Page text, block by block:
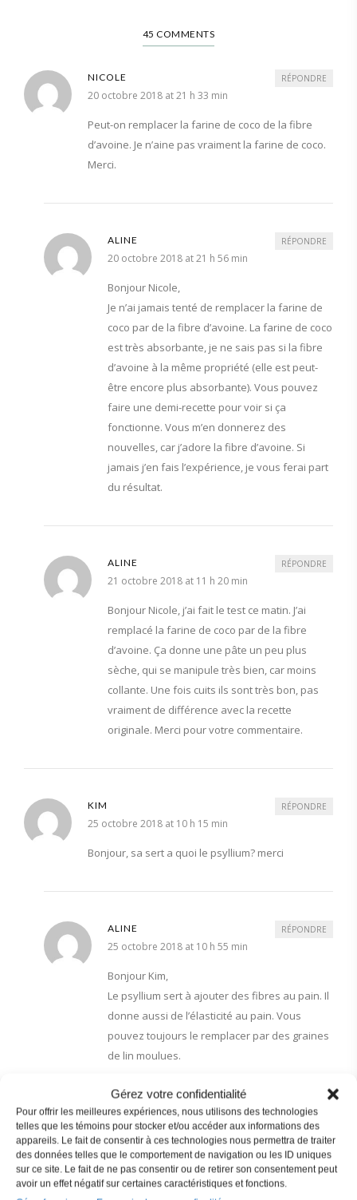
Gérez votre confidentialité
Pour offrir les meilleures expériences, nous utilisons des technologies
telles que les témoins pour stocker et/ou accéder aux informations des
appareils. Le fait de consentir à ces technologies nous permettra de traiter
des données telles que le comportement de navigation ou les ID uniques
sur ce site. Le fait de ne pas consentir ou de retirer son consentement peut
avoir un effet négatif sur certaines caractéristiques et fonctions.
45 COMMENTS
NICOLE
20 octobre 2018 at 21 h 33 min
Peut-on remplacer la farine de coco de la fibre
d’avoine. Je n’aine pas vraiment la farine de coco.
Merci.
RÉPONDRE
ALINE
20 octobre 2018 at 21 h 56 min
Bonjour Nicole,
Je n’ai jamais tenté de remplacer la farine de
coco par de la fibre d’avoine. La farine de coco
est très absorbante, je ne sais pas si la fibre
d’avoine à la même propriété (elle est peut-
être encore plus absorbante). Vous pouvez
faire une demi-recette pour voir si ça
fonctionne. Vous m’en donnerez des
nouvelles, car j’adore la fibre d’avoine. Si
jamais j’en fais l’expérience, je vous ferai part
du résultat.
RÉPONDRE
ALINE
21 octobre 2018 at 11 h 20 min
Bonjour Nicole, j’ai fait le test ce matin. J’ai
remplacé la farine de coco par de la fibre
d’avoine. Ça donne une pâte un peu plus
sèche, qui se manipule très bien, car moins
collante. Une fois cuits ils sont très bon, pas
vraiment de différence avec la recette
originale. Merci pour votre commentaire.
RÉPONDRE
KIM
25 octobre 2018 at 10 h 15 min
Bonjour, sa sert a quoi le psyllium? merci
RÉPONDRE
ALINE
25 octobre 2018 at 10 h 55 min
Bonjour Kim,
Le psyllium sert à ajouter des fibres au pain. Il
donne aussi de l’élasticité au pain. Vous
pouvez toujours le remplacer par des graines
de lin moulues.
RÉPONDRE
SUZANNE
30 octobre 2018 at 20 h 43 min
La Fibre d’Avoine est Céto??
RÉPONDRE